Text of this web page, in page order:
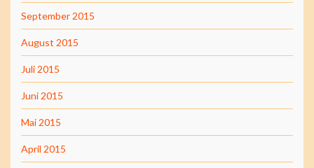
September 2015
August 2015
Juli 2015
Juni 2015
Mai 2015
April 2015